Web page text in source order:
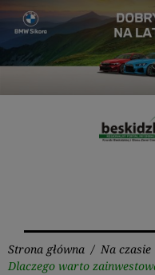
Przejdź
treści
Strona główna / Na czasie
Dlaczego warto